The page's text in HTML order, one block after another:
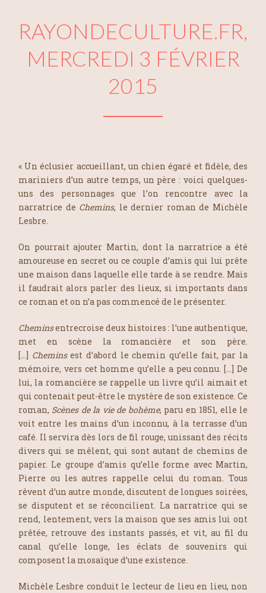
RAYONDECULTURE.FR,
MERCREDI 3 FÉVRIER
2015
« Un éclusier accueillant, un chien égaré et fidèle, des
mariniers d’un autre temps, un père : voici quelques-
uns des personnages que l’on rencontre avec la
narratrice de Chemins, le dernier roman de Michèle
Lesbre.
On pourrait ajouter Martin, dont la narratrice a été
amoureuse en secret ou ce couple d’amis qui lui prête
une maison dans laquelle elle tarde à se rendre. Mais
il faudrait alors parler des lieux, si importants dans
ce roman et on n’a pas commencé de le présenter.
Cheminsentrecroise deux histoires : l’une authentique,
met en scène la romancière et son père.
[…] Cheminsest d’abord le chemin qu’elle fait, par la
mémoire, vers cet homme qu’elle a peu connu. […] De
lui, la romancière se rappelle un livre qu’il aimait et
qui contenait peut-être le mystère de son existence. Ce
roman, Scènes de la vie de bohème, paru en 1851, elle le
voit entre les mains d’un inconnu, à la terrasse d’un
café. Il servira dès lors de fil rouge, unissant des récits
divers qui se mêlent, qui sont autant de chemins de
papier. Le groupe d’amis qu’elle forme avec Martin,
Pierre ou les autres rappelle celui du roman. Tous
rêvent d’un autre monde, discutent de longues soirées,
se disputent et se réconcilient. La narratrice qui se
rend, lentement, vers la maison que ses amis lui ont
prêtée, retrouve des instants passés, et vit, au fil du
canal qu’elle longe, les éclats de souvenirs qui
composent la mosaïque d’une existence.
Michèle Lesbre conduit le lecteur de lieu en lieu, non